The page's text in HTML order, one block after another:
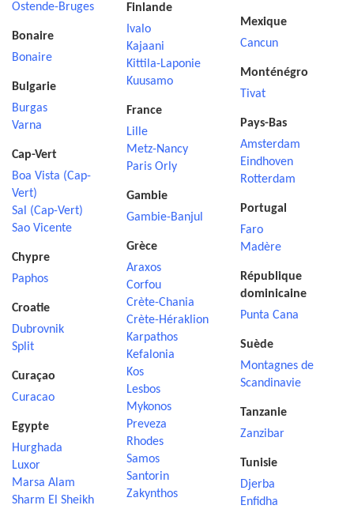
Ostende-Bruges
Bonaire
Bonaire
Bulgarie
Burgas
Varna
Cap-Vert
Boa Vista (Cap-
Vert)
Sal (Cap-Vert)
Sao Vicente
Chypre
Paphos
Croatie
Dubrovnik
Split
Curaçao
Curacao
Egypte
Hurghada
Luxor
Marsa Alam
Sharm El Sheikh
Finlande
Ivalo
Kajaani
Kittila-Laponie
Kuusamo
France
Lille
Metz-Nancy
Paris Orly
Gambie
Gambie-Banjul
Grèce
Araxos
Corfou
Crète-Chania
Crète-Héraklion
Karpathos
Kefalonia
Kos
Lesbos
Mykonos
Preveza
Rhodes
Samos
Santorin
Zakynthos
Mexique
Cancun
Monténégro
Tivat
Pays-Bas
Amsterdam
Eindhoven
Rotterdam
Portugal
Faro
Madère
République
dominicaine
Punta Cana
Suède
Montagnes de
Scandinavie
Tanzanie
Zanzibar
Tunisie
Djerba
Enfidha